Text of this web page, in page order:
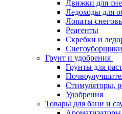
Движки для
Ледоходы для
Лопаты
Реагенты
Скребки и
Снегоуборщики
Грунт и удобрения
Грунты для
Стимуляторы,
Удобрения
Товары для бани и